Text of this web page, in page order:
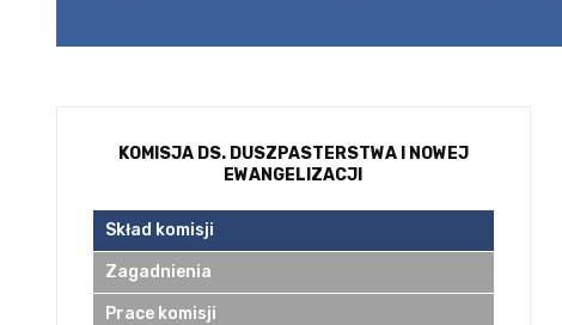
KOMISJA DS. DUSZPASTERSTWA I NOWEJ
EWANGELIZACJI
Skład komisji
Zagadnienia
Prace komisji